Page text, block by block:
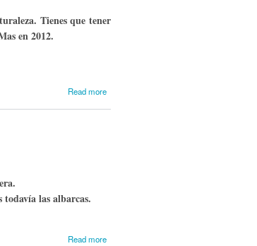
Tienes que tener
en 2012.
Read more
las albarcas.
Read more